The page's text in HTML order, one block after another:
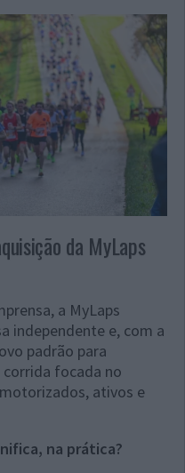
da MyLaps
a MyLaps
independente e, com a
padrão para
focada no
ativos e
na prática?